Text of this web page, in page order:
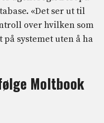
«Det ser ut til
over hvilken som
systemet uten å ha
Moltbook